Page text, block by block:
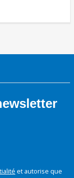
et autorise que